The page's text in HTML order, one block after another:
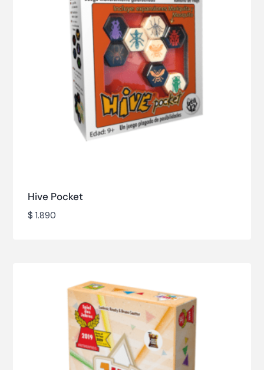
Hive Pocket
$ 1.890